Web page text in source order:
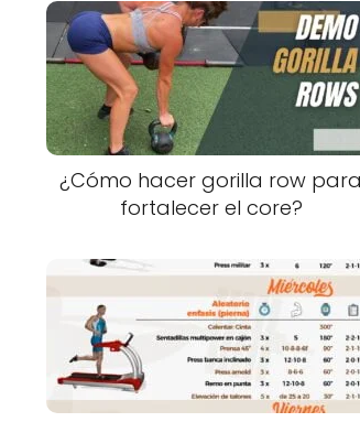
¿Cómo hacer gorilla row para
fortalecer el core?